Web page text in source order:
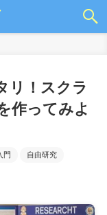
リ！スクラ
作ってみよ
門 自由研究